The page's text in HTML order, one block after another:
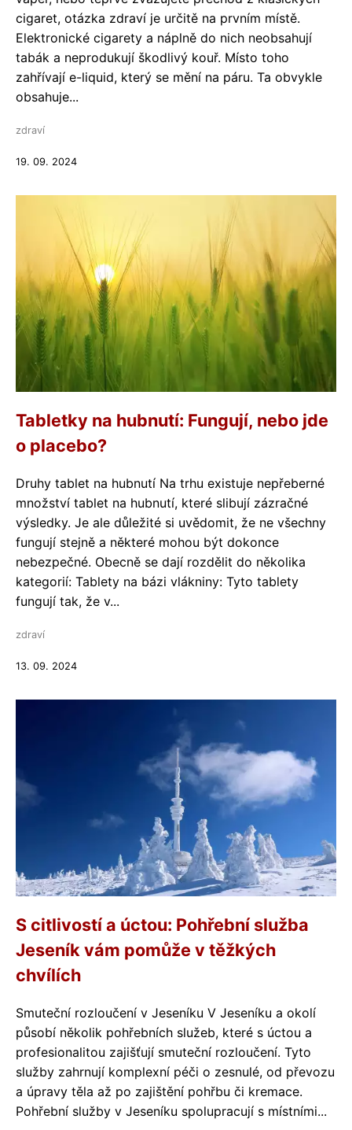
cigaret, otázka zdraví je určitě na prvním místě.
Elektronické cigarety a náplně do nich neobsahují
tabák a neprodukují škodlivý kouř. Místo toho
zahřívají e-liquid, který se mění na páru. Ta obvykle
obsahuje...
zdraví
19. 09. 2024
Tabletky na hubnutí: Fungují, nebo jde
o placebo?
Druhy tablet na hubnutí Na trhu existuje nepřeberné
množství tablet na hubnutí, které slibují zázračné
výsledky. Je ale důležité si uvědomit, že ne všechny
fungují stejně a některé mohou být dokonce
nebezpečné. Obecně se dají rozdělit do několika
kategorií: Tablety na bázi vlákniny: Tyto tablety
fungují tak, že v...
zdraví
13. 09. 2024
S citlivostí a úctou: Pohřební služba
Jeseník vám pomůže v těžkých
chvílích
Smuteční rozloučení v Jeseníku V Jeseníku a okolí
působí několik pohřebních služeb, které s úctou a
profesionalitou zajišťují smuteční rozloučení. Tyto
služby zahrnují komplexní péči o zesnulé, od převozu
a úpravy těla až po zajištění pohřbu či kremace.
Pohřební služby v Jeseníku spolupracují s místními...